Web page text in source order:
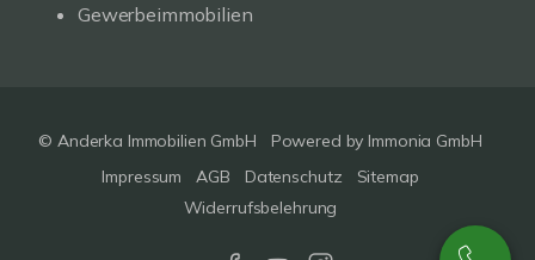
Gewerbeimmobilien
© Anderka Immobilien GmbH Powered by Immonia GmbH
Impressum
AGB Datenschutz
Sitemap
Widerrufsbelehrung